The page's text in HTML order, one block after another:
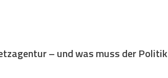
– und was muss der Politik